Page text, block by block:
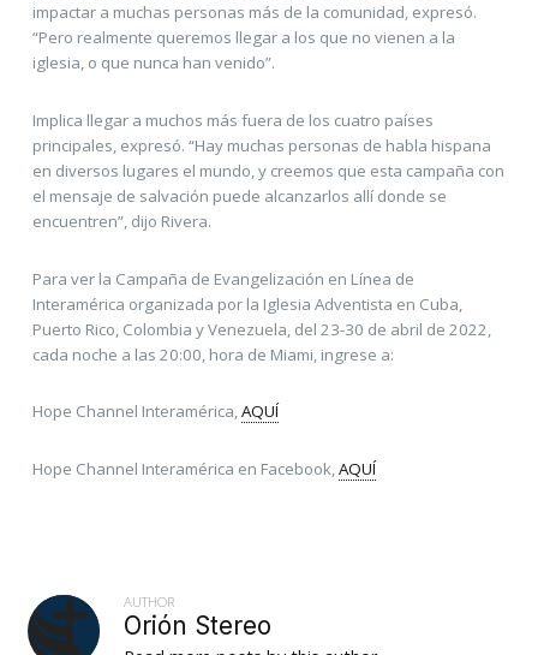
impactar a muchas personas más de la comunidad, expresó.
“Pero realmente queremos llegar a los que no vienen a la
iglesia, o que nunca han venido”.
Implica llegar a muchos más fuera de los cuatro países
principales, expresó. “Hay muchas personas de habla hispana
en diversos lugares el mundo, y creemos que esta campaña con
el mensaje de salvación puede alcanzarlos allí donde se
encuentren”, dijo Rivera.
Para ver la Campaña de Evangelización en Línea de
Interamérica organizada por la Iglesia Adventista en Cuba,
Puerto Rico, Colombia y Venezuela, del 23-30 de abril de 2022,
cada noche a las 20:00, hora de Miami, ingrese a:
Hope Channel Interamérica,AQUÍ
Hope Channel Interamérica en Facebook,AQUÍ
AUTHOR
Orión Stereo